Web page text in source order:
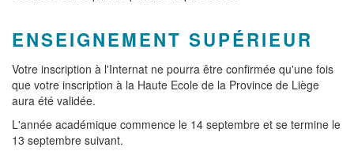
ENSEIGNEMENT SUPÉRIEUR
Votre inscription à l'Internat ne pourra être confirmée qu'une fois
que votre inscription à la Haute Ecole de la Province de Liège
aura été validée.
L'année académique commence le 14 septembre et se termine le
13 septembre suivant.